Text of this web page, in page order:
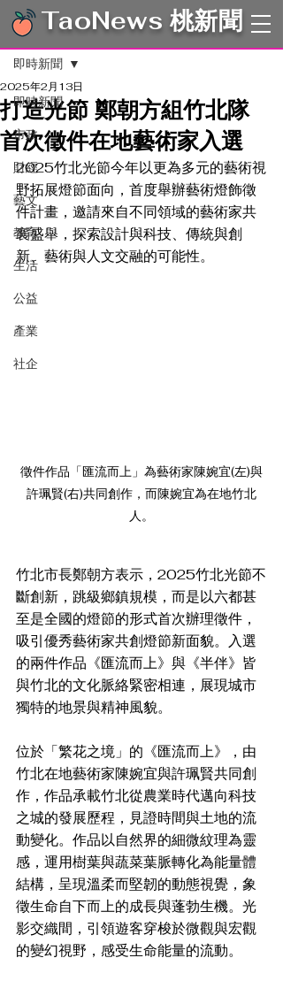
TaoNews 桃新聞
文章
即時新聞
市政
財經
藝文
教育
生活
公益
產業
社企
即時新聞
打造光節 鄭朝方組竹北隊
首次徵件在地藝術家入選
2025年2月13日
2025竹北光節今年以更為多元的藝術視
野拓展燈節面向，首度舉辦藝術燈飾徵
件計畫，邀請來自不同領域的藝術家共
襄盛舉，探索設計與科技、傳統與創
新、藝術與人文交融的可能性。
徵件作品「匯流而上」為藝術家陳婉宜(左)與
許珮賢(右)共同創作，而陳婉宜為在地竹北
人。
竹北市長鄭朝方表示，2025竹北光節不
斷創新，跳級鄉鎮規模，而是以六都甚
至是全國的燈節的形式首次辦理徵件，
吸引優秀藝術家共創燈節新面貌。入選
的兩件作品《匯流而上》與《半伴》皆
與竹北的文化脈絡緊密相連，展現城市
獨特的地景與精神風貌。
位於「繁花之境」的《匯流而上》，由
竹北在地藝術家陳婉宜與許珮賢共同創
作，作品承載竹北從農業時代邁向科技
之城的發展歷程，見證時間與土地的流
動變化。作品以自然界的細微紋理為靈
感，運用樹葉與蔬菜葉脈轉化為能量體
結構，呈現溫柔而堅韌的動態視覺，象
徵生命自下而上的成長與蓬勃生機。光
影交織間，引領遊客穿梭於微觀與宏觀
的變幻視野，感受生命能量的流動。